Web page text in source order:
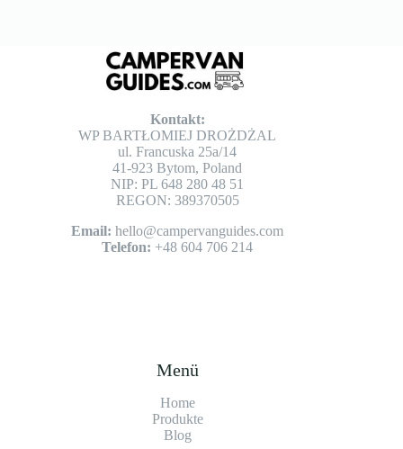
Kontakt:
WP BARTŁOMIEJ DROŻDŻAL
ul. Francuska 25a/14
41-923 Bytom, Poland
NIP: PL 648 280 48 51
REGON: 389370505
Email: hello@campervanguides.com
Telefon: +48 604 706 214
Menü
Home
Produkte
Blog